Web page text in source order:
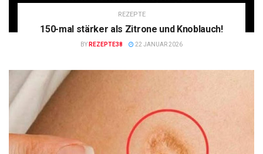
REZEPTE
150-mal stärker als Zitrone und Knoblauch!
BY REZEPTE38 22 JANUAR 2026